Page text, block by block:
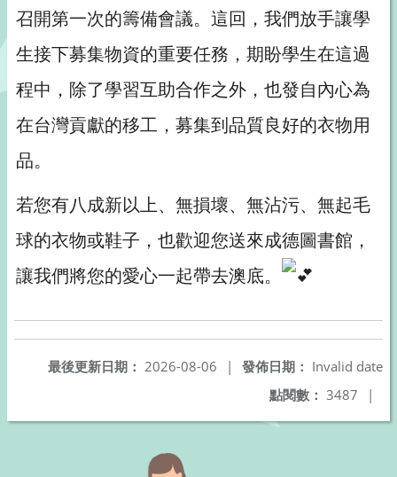
召開第一次的籌備會議。這回，我們放手讓學
生接下募集物資的重要任務，期盼學生在這過
程中，除了學習互助合作之外，也發自內心為
在台灣貢獻的移工，募集到品質良好的衣物用
品。
若您有八成新以上、無損壞、無沾污、無起毛
球的衣物或鞋子，也歡迎您送來成德圖書館，
讓我們將您的愛心一起帶去澳底。
發佈日期： Invalid date
最後更新日期： 2026-08-06
|
點閱數： 3487 |